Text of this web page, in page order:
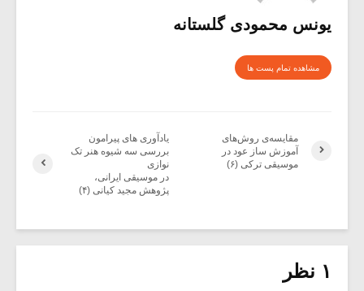
یونس محمودی گلستانه
مشاهده تمام پست ها
یادآوری های پیرامون
بررسی سه شیوه هنر تک
نوازی
در موسیقی ایرانی،
پژوهش مجید کیانی (۴)
مقایسه‌ی روش‌های
آموزش ساز عود در
موسیقی ترکی (۶)
۱ نظر